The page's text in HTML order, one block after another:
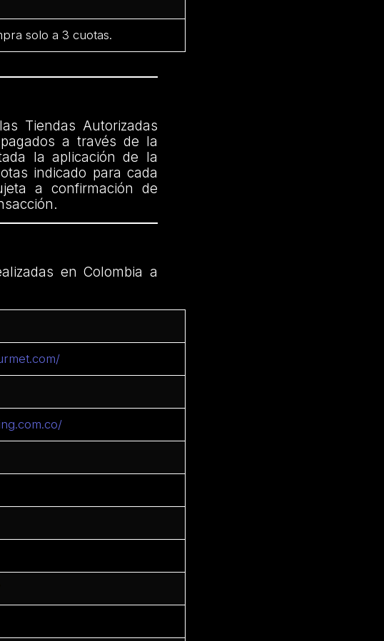
solo a 3 cuotas.
Tiendas Autorizadas
a través de la
la aplicación de la
indicado para cada
a confirmación de
en Colombia a